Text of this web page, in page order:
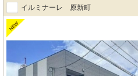
イルミナーレ 原新町
NEW